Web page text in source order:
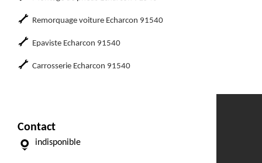
Remorquage voiture Echarcon 91540
Epaviste Echarcon 91540
Carrosserie Echarcon 91540
Contact
indisponible